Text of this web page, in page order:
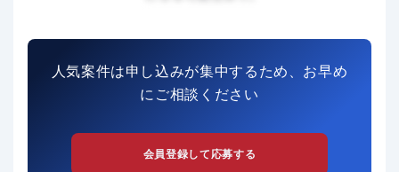
人気案件は申し込みが集中するため、お早め
にご相談ください
会員登録して応募する